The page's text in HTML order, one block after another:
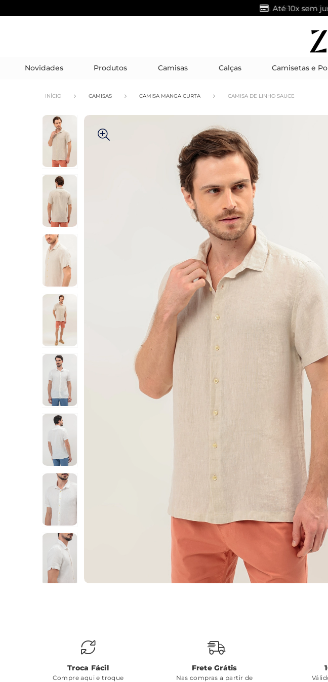
Até 10x sem
Novidades Produtos Camisas Calças Camisetas e
INÍCIO CAMISAS CAMISA MANGA CURTA CAMISA DE LINHO SAUCE
Troca Fácil
Compre aqui e troque
Frete Grátis
Nas compras a partir de